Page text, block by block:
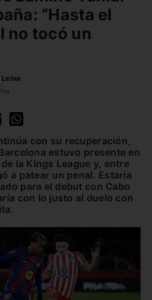
“Hasta el
no tocó un
con su recuperación,
estuvo presente en
la Kings League y, entre
a patear un penal. Estaría
para el debut con Cabo
con lo justo al duelo con